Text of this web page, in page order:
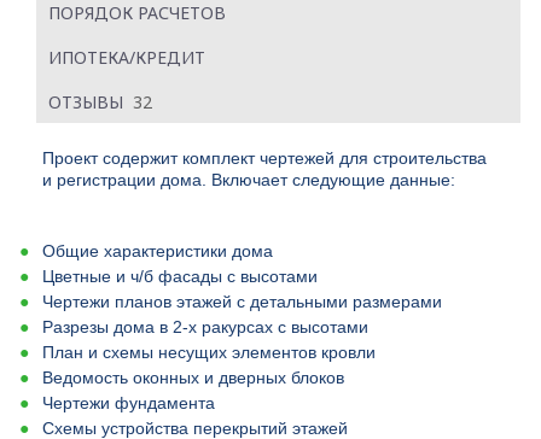
ПОРЯДОК РАСЧЕТОВ
ИПОТЕКА/КРЕДИТ
ОТЗЫВЫ 32
Проект содержит комплект чертежей для строительства
и регистрации дома. Включает следующие данные:
Общие характеристики дома
Цветные и ч/б фасады с высотами
Чертежи планов этажей с детальными размерами
Разрезы дома в 2-х ракурсах с высотами
План и схемы несущих элементов кровли
Ведомость оконных и дверных блоков
Чертежи фундамента
Схемы устройства перекрытий этажей